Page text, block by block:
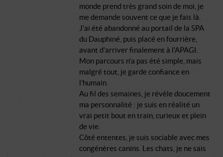
monde prend très grand soin de moi, je
me demande souvent ce que je fais là.
J’ai été abandonné au portail de la SPA
du Dauphiné, puis placé en fourrière,
avant d’arriver finalement à l'APAGI.
Mon parcours n’a pas été simple, mais
malgré tout, je garde confiance en
l'humain.
Au fil des semaines, je révèle doucement
ma personnalité : je suis en réalité un
vrai petit bout en train, curieux et plein
de vie.
Côté ententes, je suis sociable avec mes
congénères canins. Les chats, je ne sais